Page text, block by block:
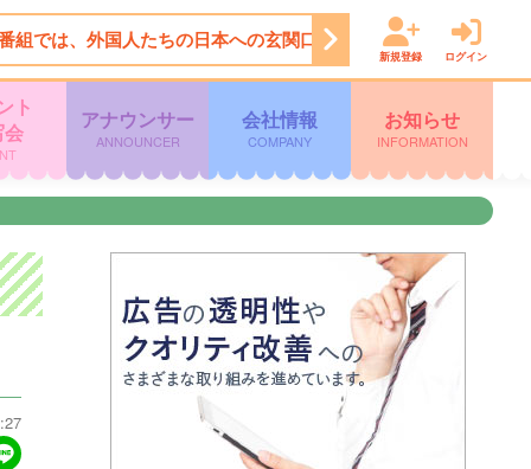
は、外国人たちの日本への玄関口、空港で勝手にお出迎え
新規登録 ログイン
ト
アナウンサー
ANNOUNCER
会社情報
COMPANY
お知らせ
INFORMATION